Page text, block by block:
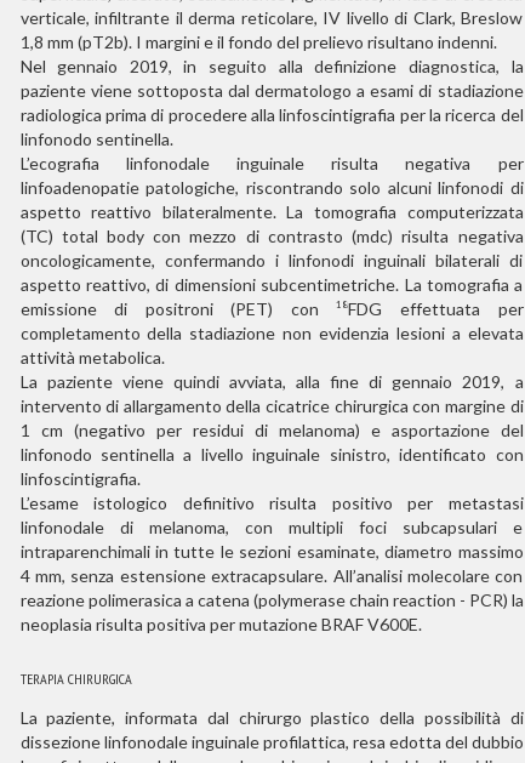
verticale, infiltrante il derma reticolare, IV livello di Clark, Breslow
1,8 mm (pT2b). I margini e il fondo del prelievo risultano indenni.
Nel gennaio 2019, in seguito alla definizione diagnostica, la
paziente viene sottoposta dal dermatologo a esami di stadiazione
radiologica prima di procedere alla linfoscintigrafia per la ricerca del
linfonodo sentinella.
L’ecografia linfonodale inguinale risulta negativa per
linfoadenopatie patologiche, riscontrando solo alcuni linfonodi di
aspetto reattivo bilateralmente. La tomografia computerizzata
(TC) total body con mezzo di contrasto (mdc) risulta negativa
oncologicamente, confermando i linfonodi inguinali bilaterali di
aspetto reattivo, di dimensioni subcentimetriche. La tomografia a
emissione di positroni (PET) con18FDG effettuata per
completamento della stadiazione non evidenzia lesioni a elevata
attività metabolica.
La paziente viene quindi avviata, alla fine di gennaio 2019, a
intervento di allargamento della cicatrice chirurgica con margine di
1 cm (negativo per residui di melanoma) e asportazione del
linfonodo sentinella a livello inguinale sinistro, identificato con
linfoscintigrafia.
L’esame istologico definitivo risulta positivo per metastasi
linfonodale di melanoma, con multipli foci subcapsulari e
intraparenchimali in tutte le sezioni esaminate, diametro massimo
4 mm, senza estensione extracapsulare. All’analisi molecolare con
reazione polimerasica a catena (polymerase chain reaction - PCR) la
neoplasia risulta positiva per mutazione BRAF V600E.
TERAPIA CHIRURGICA
La paziente, informata dal chirurgo plastico della possibilità di
dissezione linfonodale inguinale profilattica, resa edotta del dubbio